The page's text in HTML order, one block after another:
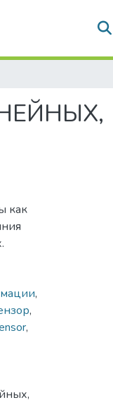
как
,
,
,